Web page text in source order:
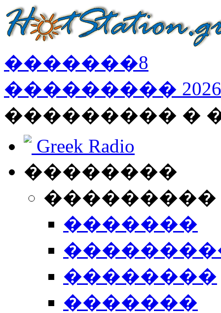
�������8
��������� 2026
��������� �
Greek Radio
��������
�������
��������
�������